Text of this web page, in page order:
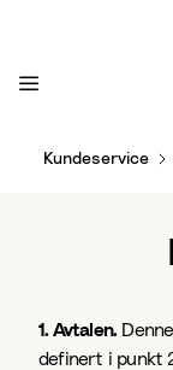
Kundeservice
1. Avtalen.
definert i punkt